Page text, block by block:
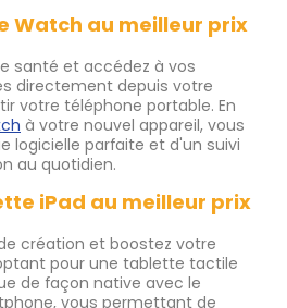
Watch au meilleur prix
santé et accédez à vos
directement depuis votre
votre téléphone portable. En
à votre nouvel appareil, vous
logicielle parfaite et d'un suivi
au quotidien.
iPad au meilleur prix
création et boostez votre
pour une tablette tactile
de façon native avec le
vous permettant de